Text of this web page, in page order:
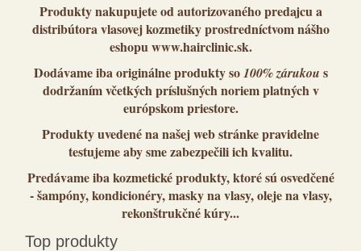
Produkty nakupujete odautorizovaného predajcu a
distribútora vlasovej kozmetikyprostredníctvom nášho
eshopu www.hairclinic.sk.
Dodávame iba originálne produkty so100% zárukou s
dodržaním včetkých príslušných noriem platných v
európskom priestore.
Produkty uvedené na našej web stránke pravidelne
testujemeaby sme zabezpečili ich kvalitu.
Predávame iba kozmetické produkty,ktoré sú osvedčené
- šampóny, kondicionéry, masky na vlasy, oleje na vlasy,
rekonštrukčné kúry...
Top produkty